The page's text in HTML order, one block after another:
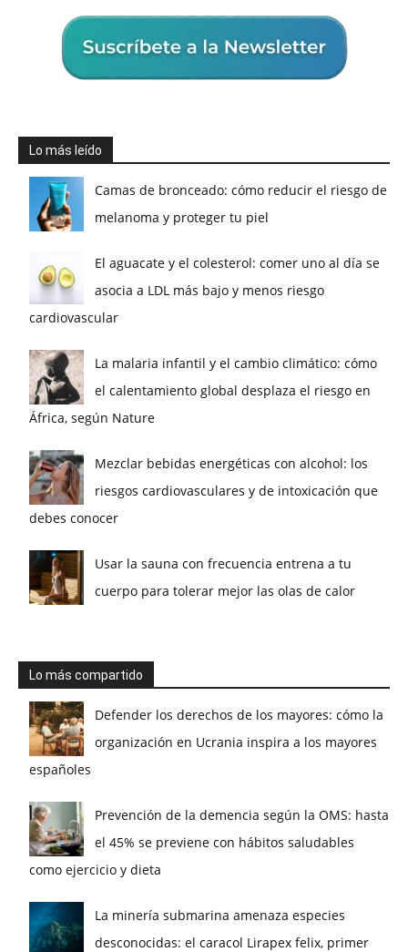
Lo más leído
Camas de bronceado: cómo reducir el riesgo de
melanoma y proteger tu piel
El aguacate y el colesterol: comer uno al día se
asocia a LDL más bajo y menos riesgo
cardiovascular
La malaria infantil y el cambio climático: cómo
el calentamiento global desplaza el riesgo en
África, según Nature
Mezclar bebidas energéticas con alcohol: los
riesgos cardiovasculares y de intoxicación que
debes conocer
Usar la sauna con frecuencia entrena a tu
cuerpo para tolerar mejor las olas de calor
Lo más compartido
Defender los derechos de los mayores: cómo la
organización en Ucrania inspira a los mayores
españoles
Prevención de la demencia según la OMS: hasta
el 45% se previene con hábitos saludables
como ejercicio y dieta
La minería submarina amenaza especies
desconocidas: el caracol Lirapex felix, primer